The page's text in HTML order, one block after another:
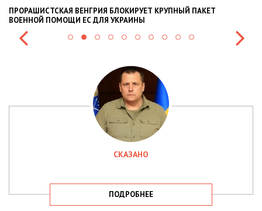
ПРОРАШИСТСКАЯ ВЕНГРИЯ БЛОКИРУЕТ КРУПНЫЙ ПАКЕТ
ВОЕННОЙ ПОМОЩИ ЕС ДЛЯ УКРАИНЫ
СКАЗАНО
ПОДРОБНЕЕ